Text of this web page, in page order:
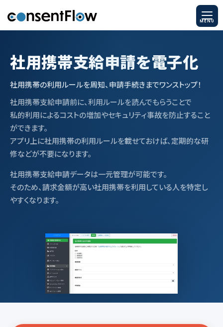
社用携帯支給申請を電子化
社用携帯の利用ルールを周知、申請手続きまでワンストップ！
社用携帯支給申請前に、利用ルールを読んでもらうことで
私的利用によるコストの増加やセキュリティ事故を防止すること
ができます。
アプリ上に社用携帯の利用ルールを載せておけば、定期的な研
修などが不要になります。
社用携帯支給申請データは一元管理が可能です。
そのため、請求金額が高い社用携帯を利用している人を特定し
やすくなります。